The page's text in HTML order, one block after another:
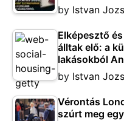
by Istvan
Elképesztő
álltak elő: a
lakásokból
by Istvan
Vérontás
szúrt meg